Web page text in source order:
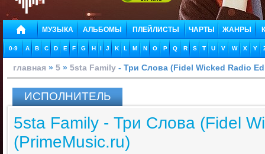
МУЗЫКА АЛЬБОМЫ ПЛЕЙЛИСТЫ ЧАРТЫ ЖАНРЫ
0-9 A B C D E F G H I J K L M N O P Q R S T U V W X Y
главная » 5 » 5sta Family - Три Слова (Fidel Wicked Radio
ИСПОЛНИТЕЛЬ
5sta Family - Три Слова (Fidel
(PrimeMusic.ru)